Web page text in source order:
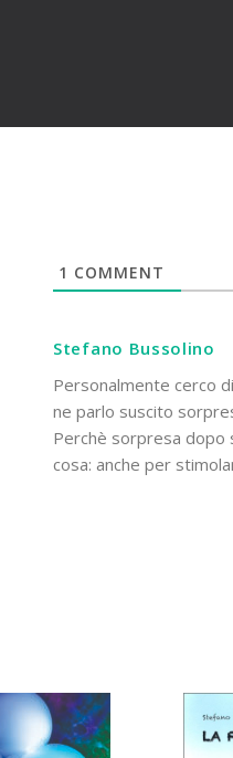
1 COMMENT
Stefano Bussolino
Personalmente cerco
ne parlo suscito
Perchè sorpresa dopo
cosa: anche per